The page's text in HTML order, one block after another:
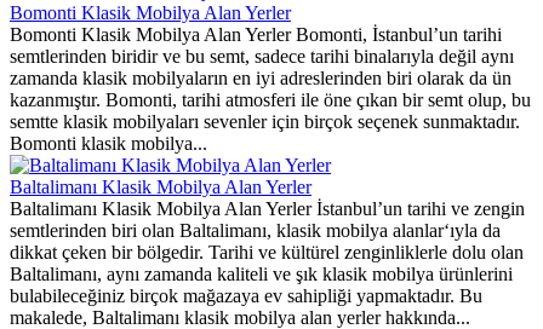
Bomonti Klasik Mobilya Alan Yerler
Bomonti Klasik Mobilya Alan Yerler Bomonti, İstanbul’un tarihi
semtlerinden biridir ve bu semt, sadece tarihi binalarıyla değil aynı
zamanda klasik mobilyaların en iyi adreslerinden biri olarak da ün
kazanmıştır. Bomonti, tarihi atmosferi ile öne çıkan bir semt olup, bu
semtte klasik mobilyaları sevenler için birçok seçenek sunmaktadır.
Bomonti klasik mobilya...
Baltalimanı Klasik Mobilya Alan Yerler
Baltalimanı Klasik Mobilya Alan Yerler İstanbul’un tarihi ve zengin
semtlerinden biri olan Baltalimanı, klasik mobilya alanlar‘ıyla da
dikkat çeken bir bölgedir. Tarihi ve kültürel zenginliklerle dolu olan
Baltalimanı, aynı zamanda kaliteli ve şık klasik mobilya ürünlerini
bulabileceğiniz birçok mağazaya ev sahipliği yapmaktadır. Bu
makalede, Baltalimanı klasik mobilya alan yerler hakkında...